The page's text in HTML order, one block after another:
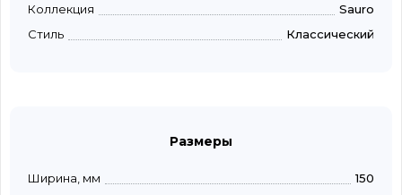
Коллекция
Sauro
Стиль
Классический
Размеры
Ширина, мм
150